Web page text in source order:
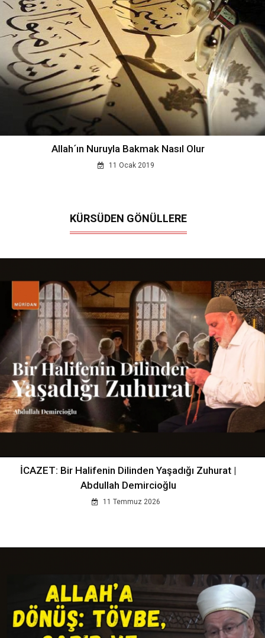
Allah´ın Nuruyla Bakmak Nasıl Olur
11 Ocak 2019
KÜRSÜDEN GÖNÜLLERE
İCAZET: Bir Halifenin Dilinden Yaşadığı Zuhurat |
Abdullah Demircioğlu
11 Temmuz 2026